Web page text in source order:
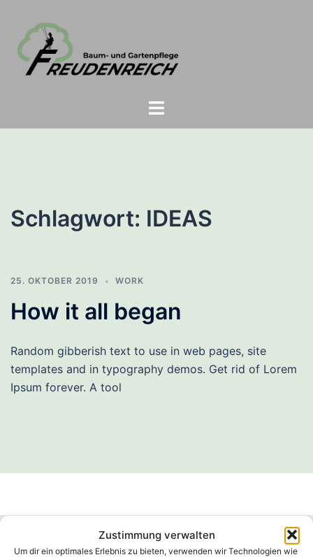
Zustimmung verwalten
Um dir ein optimales Erlebnis zu bieten, verwenden wir Technologien wie
springen
Menü
Schlagwort: IDEAS
25. OKTOBER 2019 WORK
How it all began
Random gibberish text to use in web pages, site
templates and in typography demos. Get rid of Lorem
Ipsum forever. A tool